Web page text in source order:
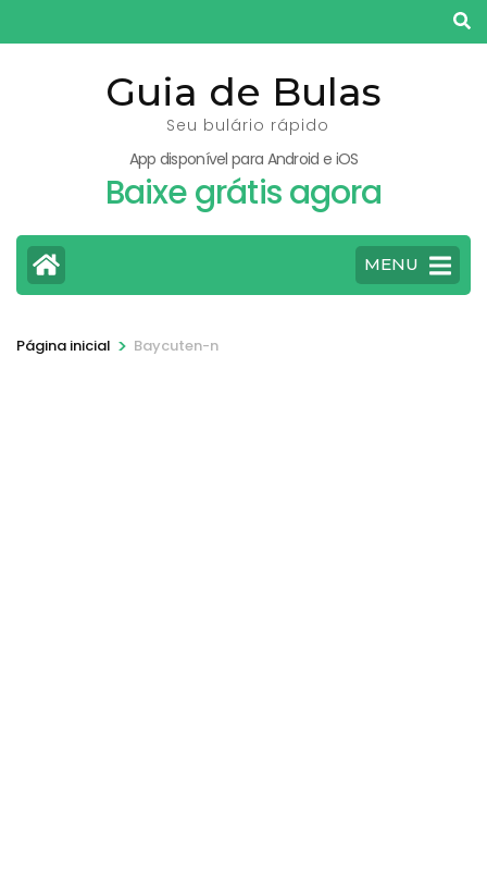
para
Guia de Bulas
Seu bulário rápido
App disponível para Android e iOS
Baixe grátis agora
MENU
Página inicial > Baycuten-n